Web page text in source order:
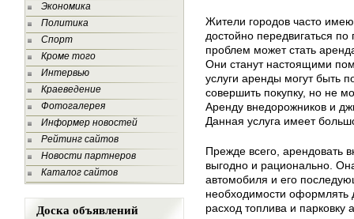
Экономика
Политика
Спорт
Кроме того
Интервью
Краеведение
Фотогалерея
Информер новостей
Рейтинг сайтов
Новости партнеров
Каталог сайтов
Доска объявлений
Жители городов часто
достойно передвигаться
проблем может стать
Они станут настоящими
услуги аренды могут быть
совершить покупку, но не
Аренду внедорожников и
Данная услуга имеет
Прежде всего, арендовать
выгодно и рационально.
автомобиля и его
необходимости оформлять
расход топлива и парковку